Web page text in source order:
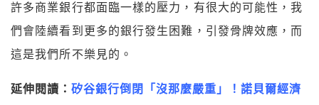
許多商業銀行都面臨一樣的壓力，有很大的可能性，我
們會陸續看到更多的銀行發生困難，引發骨牌效應，而
這是我們所不樂見的。
延伸閱讀： 矽谷銀行倒閉「沒那麼嚴重」！諾貝爾經濟